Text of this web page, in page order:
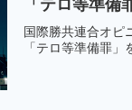
「テロ等準
国際勝共連合
「テロ等準備罪